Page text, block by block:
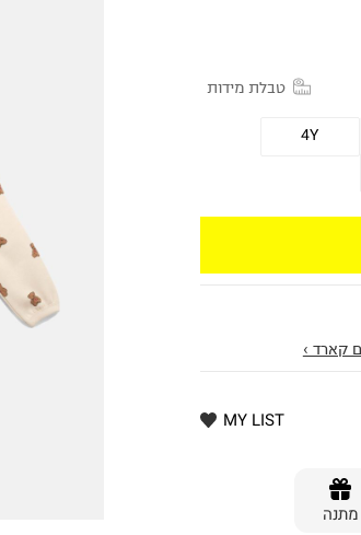
טבלת מידות
4Y
קארד ›
MY LIST
מתנה